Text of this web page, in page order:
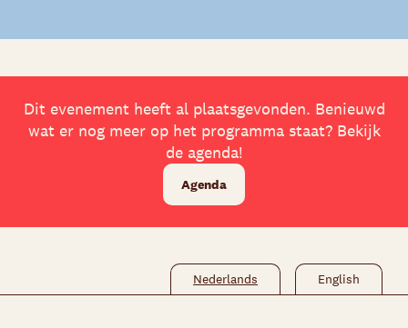
Skip navigatie
Dit evenement heeft al plaatsgevonden. Benieuwd
wat er nog meer op het programma staat? Bekijk
de agenda!
Agenda
Nederlands English